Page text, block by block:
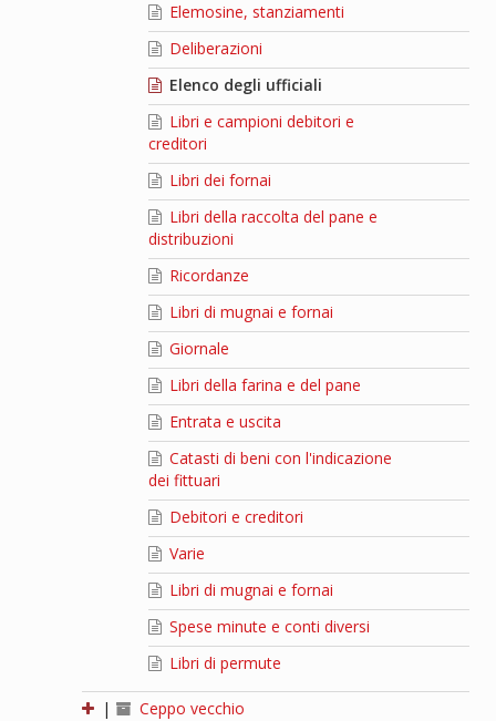
Elemosine, stanziamenti
Deliberazioni
Elenco degli ufficiali
Libri e campioni debitori e
creditori
Libri dei fornai
Libri della raccolta del pane e
distribuzioni
Ricordanze
Libri di mugnai e fornai
Giornale
Libri della farina e del pane
Entrata e uscita
Catasti di beni con l'indicazione
dei fittuari
Debitori e creditori
Varie
Libri di mugnai e fornai
Spese minute e conti diversi
Libri di permute
|
Ceppo vecchio